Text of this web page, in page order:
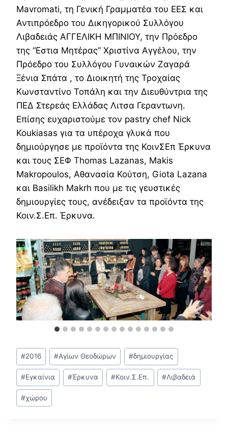
Mavromati, τη Γενική Γραμματέα του ΕΕΣ και
Αντιπρόεδρο του Δικηγορικού Συλλόγου
Λιβαδειάς ΑΓΓΕΛΙΚΗ ΜΠΙΝΙΟΥ, την Πρόεδρο
της “Εστια Μητέρας” Χριστίνα Αγγέλου, την
Πρόεδρο του Συλλόγου Γυναικών Ζαγαρά
Ξένια Σπάτα , το Διοικητή της Τροχαίας
Κωνσταντίνο Τοπάλη και την Διευθύντρια της
ΠΕΔ Στερεάς Ελλάδας Λιτσα Γεραντωνη.
Επίσης ευχαριστούμε τον pastry chef Nick
Koukiasas για τα υπέροχα γλυκά που
δημιούργησε με προϊόντα της ΚοινΣΕπ Έρκυνα
και τους ΣΕΦ Thomas Lazanas, Makis
Makropoulos, Αθανασία Κούτση, Giota Lazana
και Basilikh Makrh που με τις γευστικές
δημιουργίες τους, ανέδειξαν τα προϊόντα της
Κοιν.Σ.Επ. Έρκυνα.
Post
Tags:
#2016 #Αγίων Θεοδώρων #δημιουργίας
#Εγκαίνια #Έρκυνα #Κοιν.Σ.Επ. #Λιβαδειά
#χώρου